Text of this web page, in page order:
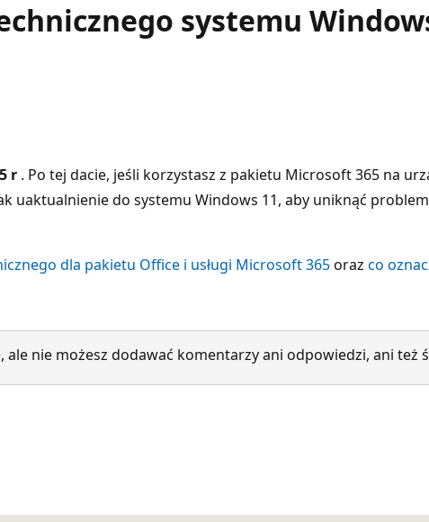
systemu
r . Po tej dacie, jeśli korzystasz z pakietu Microsoft 365 na
uaktualnienie do systemu Windows 11, aby uniknąć
dla pakietu Office i usługi Microsoft 365oraz co
ale nie możesz dodawać komentarzy ani odpowiedzi, ani też